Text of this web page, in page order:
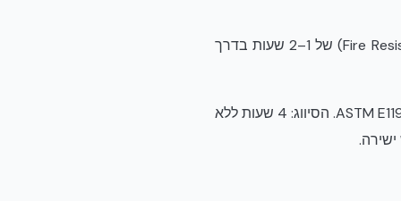
NFPA 76 מגדיר דרישות למתקני טלקום. שני התקנים משתמשים בזמני עמידות אש (Fire Resistance Rating) של 1–2 שעות בדרך
UL Design U930 בודק את הקיר השלם — בטון + EPS משני צדדים + הגמר החיצוני — לפי ASTM E119 / UL 263. הסיווג: 4 שעות ללא